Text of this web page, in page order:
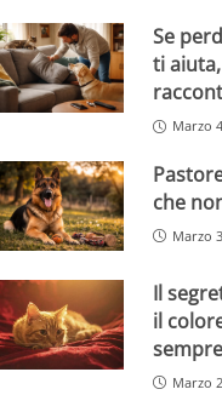
Se
ti
Marzo
che
Marzo
Il
il
Marzo